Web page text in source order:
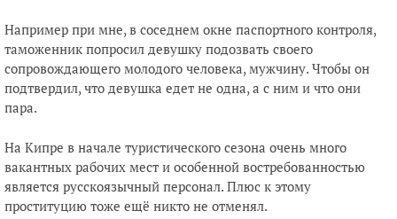
Например при мне, в соседнем окне паспортного контроля,
таможенник попросил девушку подозвать своего
сопровождающего молодого человека, мужчину. Чтобы он
подтвердил, что девушка едет не одна, а с ним и что они
пара.
На Кипре в начале туристического сезона очень много
вакантных рабочих мест и особенной востребованностью
является русскоязычный персонал. Плюс к этому
проституцию тоже ещё никто не отменял.